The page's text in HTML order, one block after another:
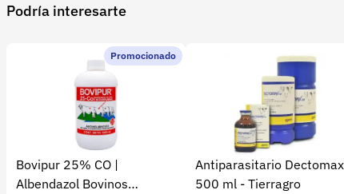
Podría interesarte
Promocionado
Bovipur 25% CO |
Albendazol Bovinos
Antiparasitario
500 ml - Tierragro